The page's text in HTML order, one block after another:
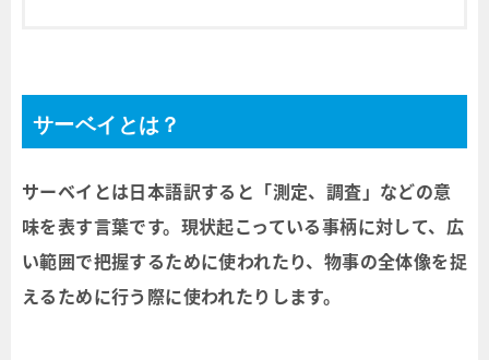
サーベイとは？
サーベイとは日本語訳すると「測定、調査」などの意
味を表す言葉です。現状起こっている事柄に対して、広
い範囲で把握するために使われたり、物事の全体像を捉
えるために行う際に使われたりします。